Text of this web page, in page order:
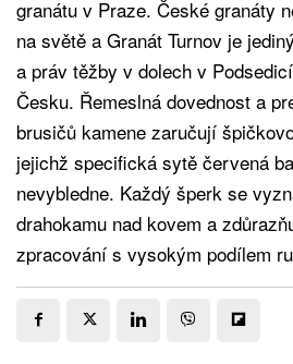
granátu v Praze. České granáty
na světě a Granát Turnov je
a práv těžby v dolech v
Česku. Řemeslná dovednost a
brusičů kamene zaručují
jejichž specifická sytě červená
nevybledne. Každý šperk se
drahokamu nad kovem a
zpracování s vysokým podílem